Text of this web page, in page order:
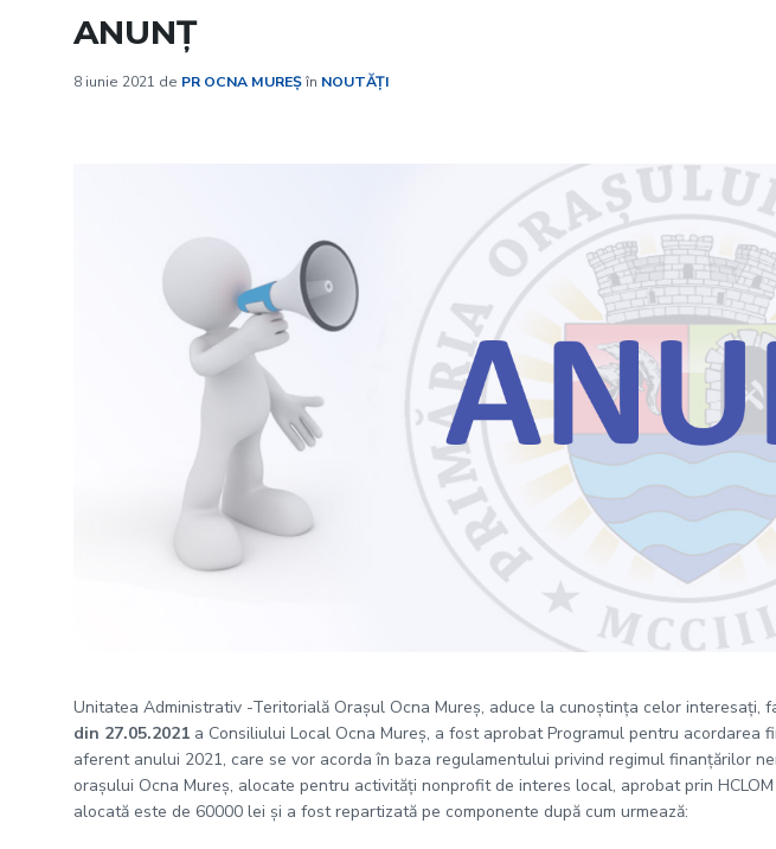
ANUNȚ
8 iunie 2021 de PR OCNA MUREȘîn NOUTĂȚI
Unitatea Administrativ -Teritorială Orașul Ocna Mureș, aduce la cunoștința celor interesați,
din 27.05.2021 a Consiliului Local Ocna Mureș, a fost aprobat Programul pentru acordarea
aferent anului 2021, care se vor acorda în baza regulamentului privind regimul finanțărilor
orașului Ocna Mureș, alocate pentru activități nonprofit de interes local, aprobat prin
alocată este de 60000 lei și a fost repartizată pe componente după cum urmează: